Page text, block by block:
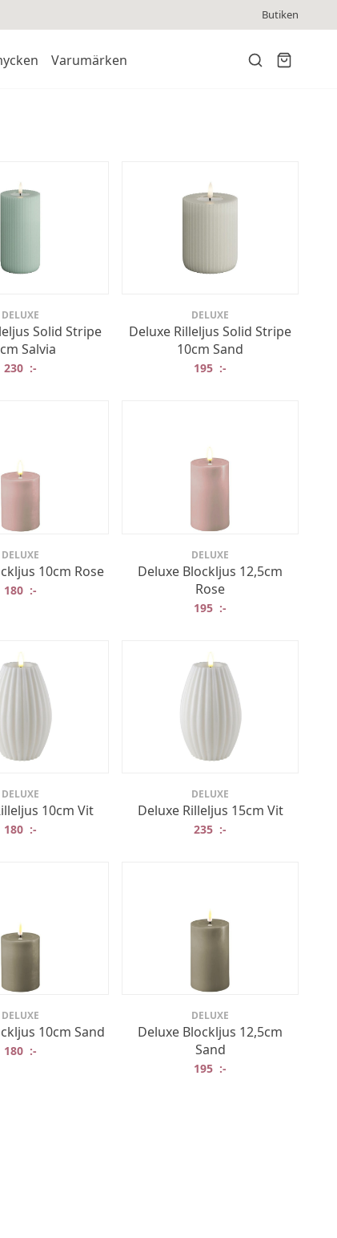
Butiken
Varumärken
DELUXE
Solid Stripe
Salvia
230 :-
DELUXE
Deluxe Rilleljus Solid Stripe
10cm Sand
195 :-
DELUXE
10cm Rose
180 :-
DELUXE
Deluxe Blockljus 12,5cm
Rose
195 :-
DELUXE
10cm Vit
180 :-
DELUXE
Deluxe Rilleljus 15cm Vit
235 :-
DELUXE
10cm Sand
180 :-
DELUXE
Deluxe Blockljus 12,5cm
Sand
195 :-